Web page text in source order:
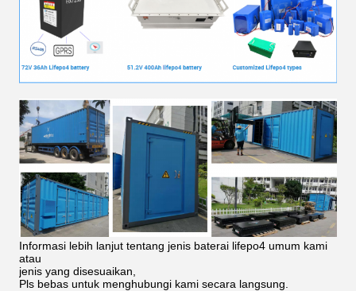
Informasi lebih lanjut tentang jenis baterai lifepo4 umum kami
atau
jenis yang disesuaikan,
Pls bebas untuk menghubungi kami secara langsung.